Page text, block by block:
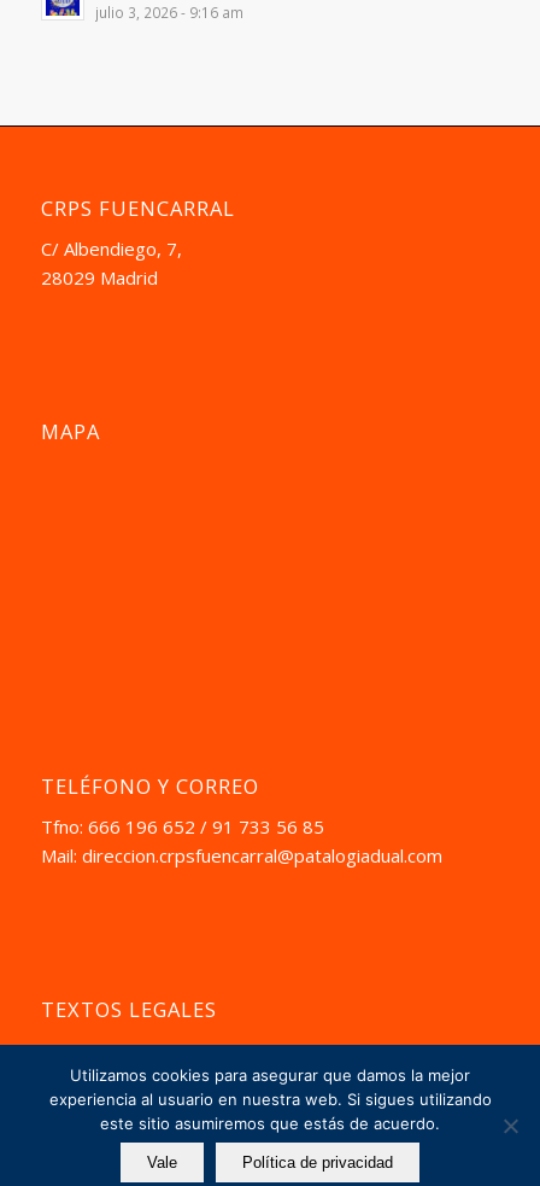
julio 3, 2026 - 9:16 am
CRPS FUENCARRAL
C/ Albendiego, 7,
28029 Madrid
MAPA
TELÉFONO Y CORREO
Tfno: 666 196 652 / 91 733 56 85
Mail: direccion.crpsfuencarral@patalogiadual.com
TEXTOS LEGALES
Aviso Pegal
La Política de Privacidad
Utilizamos cookies para asegurar que damos la mejor
experiencia al usuario en nuestra web. Si sigues utilizando
este sitio asumiremos que estás de acuerdo.
Vale Política de privacidad